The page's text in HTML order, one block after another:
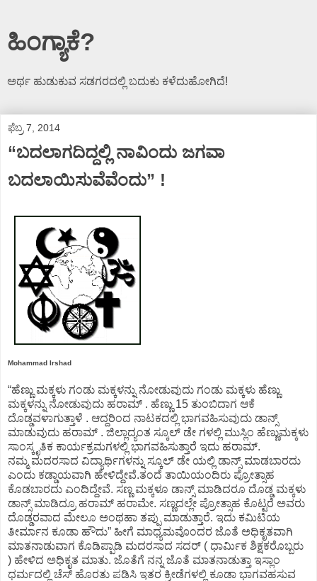
ಹಿಂಗ್ಯಾಕೆ?
ಅರ್ಥ ಹುಡುಕುವ ಸಡಗರದಲ್ಲಿ ಬದುಕು ಕಳೆದುಹೋಗಿದೆ!
ಫೆಬ್ರ 7, 2014
“ಬದಲಾಗದಿದ್ದಲ್ಲಿ ನಾವಿಂದು ಜಗವಾ
ಬದಲಾಯಿಸುವೆವೆಂದು” !
Mohammad Irshad
“ಹೆಣ್ಣು ಮಕ್ಕಳು ಗಂಡು ಮಕ್ಕಳನ್ನು ನೋಡುವುದು ಗಂಡು ಮಕ್ಕಳು ಹೆಣ್ಣು
ಮಕ್ಕಳನ್ನು ನೋಡುವುದು ಹರಾಮ್ . ಹೆಣ್ಣು 15 ತುಂಬಿದಾಗ ಆಕೆ
ದೊಡ್ಡವಳಾಗುತ್ತಾಳೆ . ಆದ್ದರಿಂದ ನಾಟಕದಲ್ಲಿ ಭಾಗವಹಿಸುವುದು ಡಾನ್ಸ್
ಮಾಡುವುದು ಹರಾಮ್ . ಜಿಲ್ಲಾದ್ಯಂತ ಸ್ಕೂಲ್ ಡೇ ಗಳಲ್ಲಿ ಮುಸ್ಲಿಂ ಹೆಣ್ಣುಮಕ್ಕಳು
ಸಾಂಸ್ಕೃತಿಕ ಕಾರ್ಯಕ್ರಮಗಳಲ್ಲಿ ಭಾಗವಹಿಸುತ್ತಾರೆ ಇದು ಹರಾಮ್.
ನಮ್ಮ ಮದರಸಾದ ವಿದ್ಯಾರ್ಥಿಗಳನ್ನು ಸ್ಕೂಲ್ ಡೇ ಯಲ್ಲಿ ಡಾನ್ಸ್ ಮಾಡಬಾರದು
ಎಂದು ಕಡ್ಡಾಯವಾಗಿ ಹೇಳಿದ್ದೇವೆ.ತಂದೆ ತಾಯಿಯಂದಿರು ಪ್ರೋತ್ಸಾಹ
ಕೊಡಬಾರದು ಎಂದಿದ್ದೇವೆ. ಸಣ್ಣ ಮಕ್ಕಳೂ ಡಾನ್ಸ್ ಮಾಡಿದರೂ ದೊಡ್ಡ ಮಕ್ಕಳು
ಡಾನ್ಸ್ ಮಾಡಿದ್ರೂ ಹರಾಮ್ ಹರಾಮೇ. ಸಣ್ಣದಲ್ಲೇ ಪ್ರೋತ್ಸಾಹ ಕೊಟ್ಟರೆ ಅವರು
ದೊಡ್ಡರವಾದ ಮೇಲೂ ಅಂಥಹಾ ತಪ್ಪು ಮಾಡುತ್ತಾರೆ. ಇದು ಕಮಿಟಿಯ
ತೀರ್ಮಾನ ಕೂಡಾ ಹೌದು” ಹೀಗೆ ಮಾಧ್ಯಮವೊಂದರ ಜೊತೆ ಅಧಿಕೃತವಾಗಿ
ಮಾತನಾಡುವಾಗ ಕೊಡಿಪ್ಪಾಡಿ ಮದರಸಾದ ಸದರ್ ( ಧಾರ್ಮಿಕ ಶಿಕ್ಷಕರೊಬ್ಬರು
) ಹೇಳಿದ ಅಧಿಕೃತ ಮಾತು. ಜೊತೆಗೆ ನನ್ನ ಜೊತೆ ಮಾತನಾಡುತ್ತಾ ಇಸ್ಲಾಂ
ಧರ್ಮದಲ್ಲಿ ಚೆಸ್ ಹೊರತು ಪಡಿಸಿ ಇತರ ಕ್ರೀಡೆಗಳಲ್ಲಿ ಕೂಡಾ ಭಾಗವಹಸುವ